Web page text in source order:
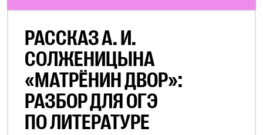
РАССКАЗ А. И.
СОЛЖЕНИЦЫНА
«МАТРЁНИН ДВОР»:
РАЗБОР ДЛЯ ОГЭ
ПО ЛИТЕРАТУРЕ